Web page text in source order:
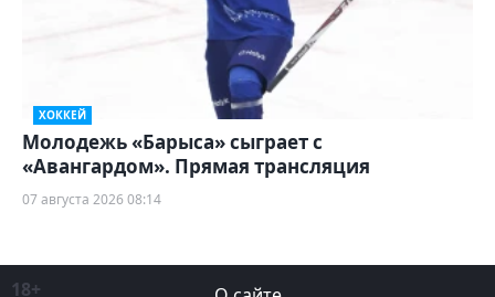
ХОККЕЙ
Молодежь «Барыса» сыграет с
«Авангардом». Прямая трансляция
07 августа 2026 08:14
18+